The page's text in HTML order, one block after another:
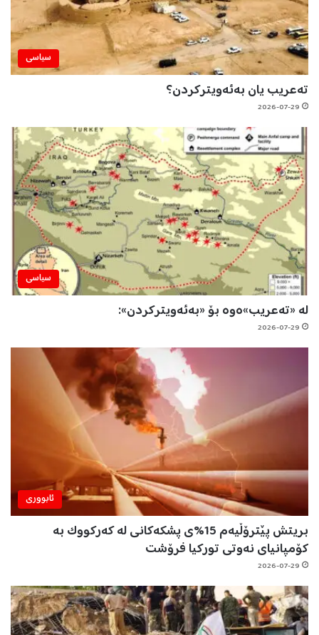
سیاسی
تەعریب یان بەئەویترکردن؟
2026-07-29
سیاسی
لە «تەعریب»ەوە بۆ «بەئەویترکردن»:
2026-07-29
ئابووری
بریتش پێترۆڵیەم 15%ی پشکەکانی لە کەرکووک بە
کۆمپانیای نەوتی تورکیا فرۆشت
2026-07-29